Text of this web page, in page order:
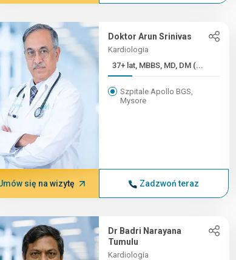
Doktor Arun Srinivas
Kardiologia
37+ lat, MBBS, MD, DM (...
Szpitale Apollo BGS,
Mysore
się na wizytę Zadzwoń teraz
Dr Badri Narayana
Tumulu
Kardiologia